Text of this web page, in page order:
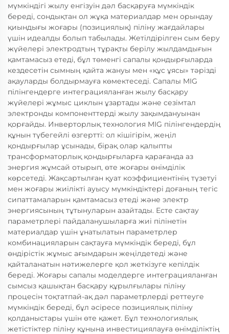
мүмкіндігі жылу енгізуін дәл басқаруға мүмкіндік
береді, сондықтан ол жұқа материалдар мен орындау
қиындығы жоғары (позициялық) піліну жағдайлары
үшін идеалды болып табылады. Жетілдірілген сым беру
жүйелері электродтың тұрақты берілу жылдамдығын
қамтамасыз етеді, бұл төменгі сапалы қондырғыларда
кездесетін сымның қайта жануы мен «құс ұясы» тәрізді
ақауларды болдырмауға көмектеседі. Сапалы MIG
пілінгендерге интеграцияланған жылу басқару
жүйелері жұмыс циклын ұзартады және сезімтал
электронды компоненттерді жылу зақымдануынан
қорғайды. Инверторлық технология MIG пілінгендердің
құнын түбегейлі өзгертті: ол кішігірім, жеңіл
қондырғылар ұсынады, бірақ олар қалыпты
трансформаторлық қондырғыларға қарағанда аз
энергия жұмсай отырып, өте жоғары өнімділік
көрсетеді. Жақсартылған қуат коэффициентінің түзетуі
мен жоғары жиілікті ауысу мүмкіндіктері доғаның тегіс
сипаттамаларын қамтамасыз етеді және электр
энергиясының тұтынуларын азайтады. Есте сақтау
параметрлері пайдаланушыларға жиі пілінетін
материалдар үшін ұнатылатын параметрлер
комбинацияларын сақтауға мүмкіндік береді, бұл
өндірістік жұмыс ағымдарын жеңілдетеді және
қайталанатын нәтижелерге қол жеткізуге кепілдік
береді. Жоғары сапалы моделдерге интеграцияланған
сымсыз қашықтан басқару құрылғылары піліну
процесін тоқтатпай-ақ дәл параметрлерді реттеуге
мүмкіндік береді, бұл әсіресе позициялық піліну
қолданыстары үшін өте қажет. Бұл технологиялық
жетістіктер піліну құнына инвестициялауға өнімділіктің